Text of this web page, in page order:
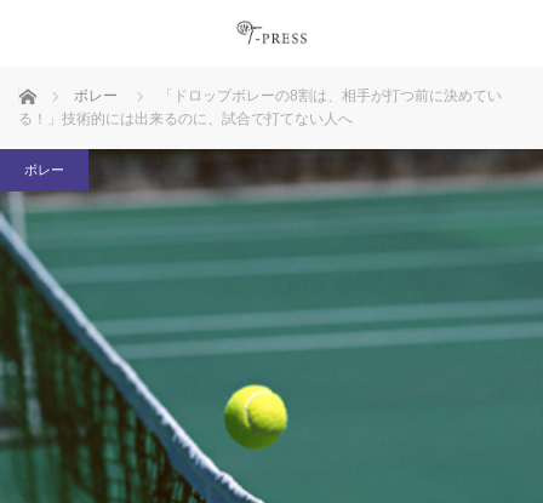
ホーム ボレー
「ドロップボレーの8割は、相手が打つ前に決めてい
る！」技術的には出来るのに、試合で打てない人へ
ボレー